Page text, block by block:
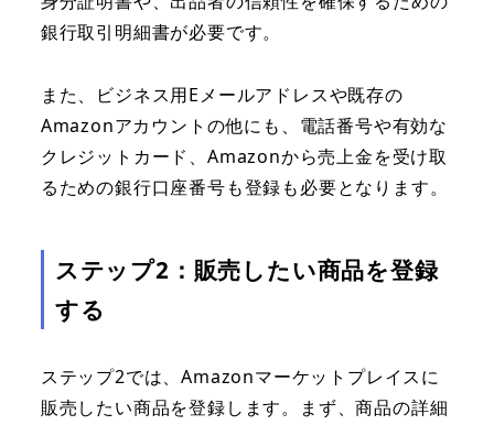
銀行取引明細書が必要です。
また、ビジネス用Eメールアドレスや既存の
Amazonアカウントの他にも、電話番号や有効な
クレジットカード、Amazonから売上金を受け取
るための銀行口座番号も登録も必要となります。
ステップ2：販売したい商品を登録
する
ステップ2では、Amazonマーケットプレイスに
販売したい商品を登録します。まず、商品の詳細